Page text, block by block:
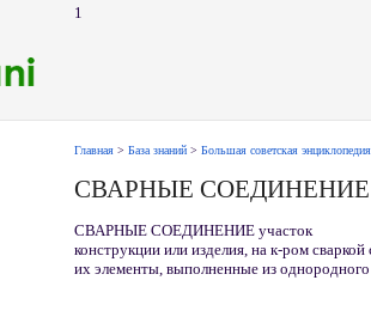
1
Главная > База знаний > Большая советская энциклопедия
СВАРНЫЕ СОЕДИНЕНИЕ
СВАРНЫЕ СОЕДИНЕНИЕ участок
конструкции или изделия, на к-ром
их элементы, выполненные из